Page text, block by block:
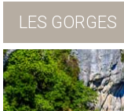
LES GORGES